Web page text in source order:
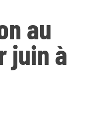
au
juin à